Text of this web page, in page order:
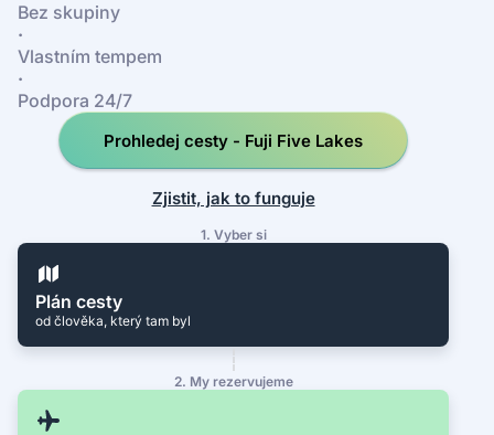
Bez skupiny
·
Vlastním tempem
·
Podpora 24/7
Prohledej cesty - Fuji Five Lakes
Zjistit, jak to funguje
1. Vyber si
Plán cesty
od člověka, který tam byl
2. My rezervujeme